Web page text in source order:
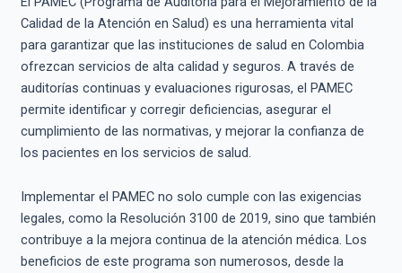
Calidad de la Atención en Salud) es una herramienta vital
para garantizar que las instituciones de salud en Colombia
ofrezcan servicios de alta calidad y seguros. A través de
auditorías continuas y evaluaciones rigurosas, el PAMEC
permite identificar y corregir deficiencias, asegurar el
cumplimiento de las normativas, y mejorar la confianza de
los pacientes en los servicios de salud.
Implementar el PAMEC no solo cumple con las exigencias
legales, como la Resolución 3100 de 2019, sino que también
contribuye a la mejora continua de la atención médica. Los
beneficios de este programa son numerosos, desde la